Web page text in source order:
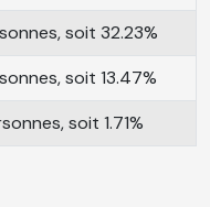
soit 32.23%
soit 13.47%
soit 1.71%